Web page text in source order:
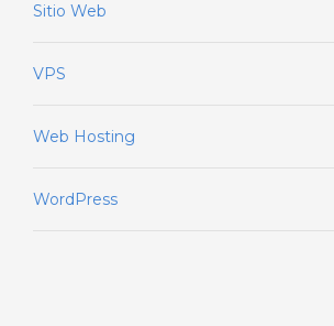
Sitio Web
VPS
Web Hosting
WordPress